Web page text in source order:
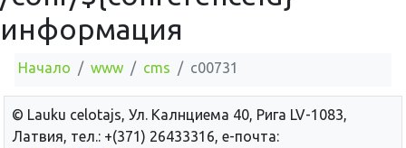
информация
Начало www cms c00731
© Lauku сelotajs, Ул. Калнциема 40, Рига LV-1083,
Латвия, тел.: +(371) 26433316, е-почта: